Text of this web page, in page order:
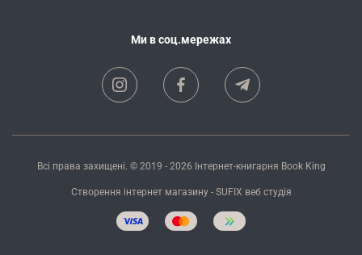
Ми в соц.мережах
Всі права захищені. © 2019 - 2026 Інтернет-книгарня Book King
Створення інтернет магазину- SUFIX веб студія